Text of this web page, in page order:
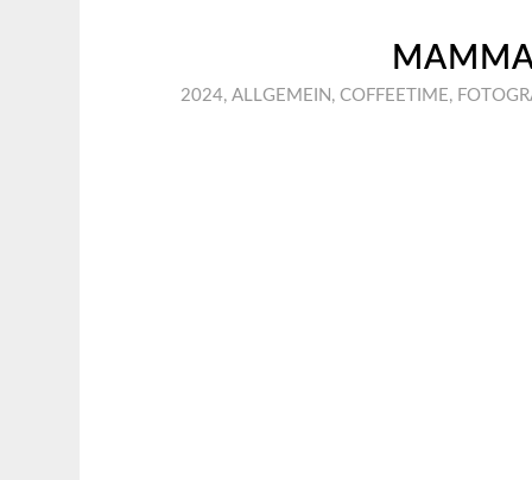
2024, ALLGEMEIN , COFFEETIME,